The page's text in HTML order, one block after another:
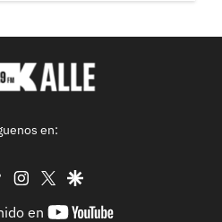
en:
tiktok instagram
twittergoogle
en
youtube-